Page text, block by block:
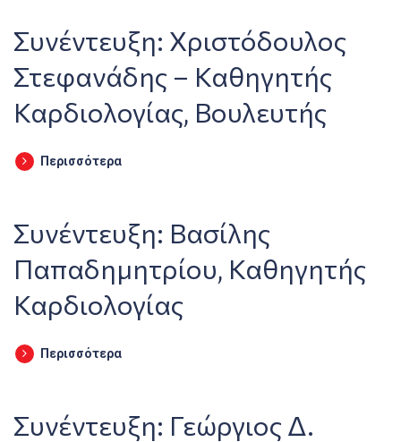
Συνέντευξη: Χριστόδουλος
Στεφανάδης – Καθηγητής
Καρδιολογίας, Βουλευτής
Περισσότερα
Συνέντευξη: Βασίλης
Παπαδημητρίου, Καθηγητής
Καρδιολογίας
Περισσότερα
Συνέντευξη: Γεώργιος Δ.